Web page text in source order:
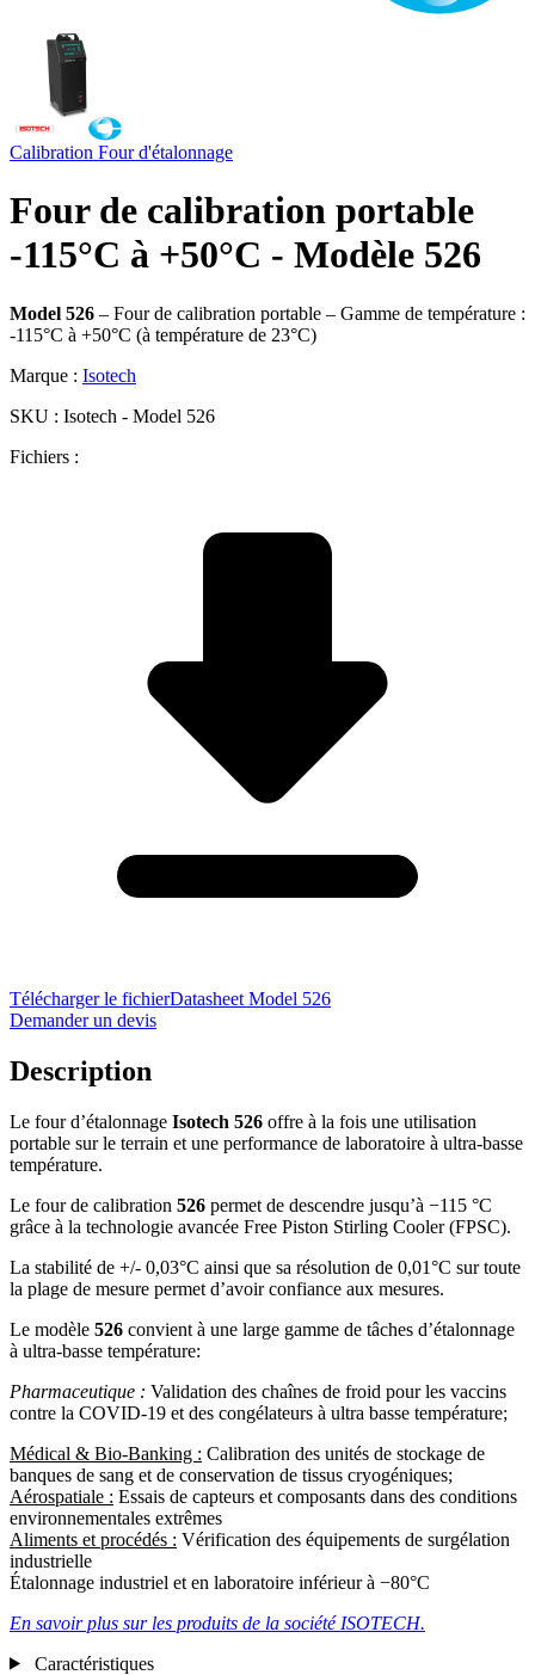
Calibration Four d'étalonnage
Four de calibration portable
-115°C à +50°C - Modèle 526
Model 526 – Four de calibration portable – Gamme de température :
-115°C à +50°C (à température de 23°C)
Marque : Isotech
SKU : Isotech - Model 526
Fichiers :
Télécharger le fichierDatasheet Model 526
Demander un devis
Description
Le four d’étalonnage Isotech 526 offre à la fois une utilisation
portable sur le terrain et une performance de laboratoire à ultra-basse
température.
Le four de calibration 526 permet de descendre jusqu’à −115 °C
grâce à la technologie avancée Free Piston Stirling Cooler (FPSC).
La stabilité de +/- 0,03°C ainsi que sa résolution de 0,01°C sur toute
la plage de mesure permet d’avoir confiance aux mesures.
Le modèle 526 convient à une large gamme de tâches d’étalonnage
à ultra-basse température:
Pharmaceutique : Validation des chaînes de froid pour les vaccins
contre la COVID-19 et des congélateurs à ultra basse température;
Médical & Bio-Banking : Calibration des unités de stockage de
banques de sang et de conservation de tissus cryogéniques;
Aérospatiale : Essais de capteurs et composants dans des conditions
environnementales extrêmes
Aliments et procédés : Vérification des équipements de surgélation
industrielle
Étalonnage industriel et en laboratoire inférieur à −80°C
En savoir plus sur les produits de la société ISOTECH.
Caractéristiques